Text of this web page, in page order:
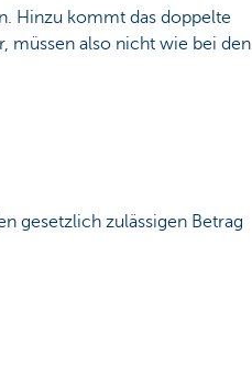
Hinzu kommt das doppelte
müssen also nicht wie bei den
gesetzlich zulässigen Betrag